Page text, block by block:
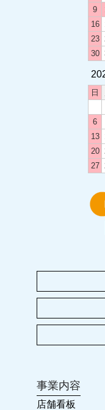
2024-2025 年末年
土曜日の営業時間
2023-2024 年末
カラーズ西尾店移
2023年 お盆休み
2023.04.25
2023年 ゴールデ
2023.01.25
2022.11.23
9
16
23
30
日
6
13
20
27
事業内容
店舗看板